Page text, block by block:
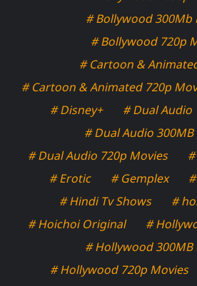
# Bollywood 300Mb
# Bollywood 720p
# Cartoon &
# Cartoon & Animated 720p
# Disney+
# Dual Audio
# Dual Audio
# Dual Audio 720p Movies
# Erotic
# Gemplex
# Hindi Tv Shows
#
# Hoichoi Original
#
# Hollywood 300MB
# Hollywood 720p Movies